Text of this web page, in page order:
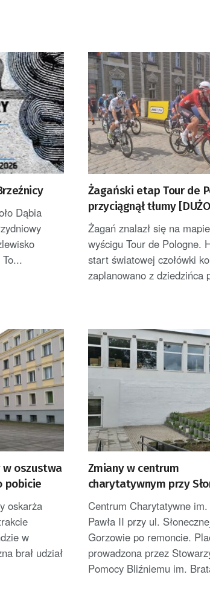
Dąbia
Żagański etap Tour de
przyciągnął tłumy [DUŻO
Żagań znalazł się na
wyścigu Tour de Pologne.
start światowej czołówki
zaplanowano z dziedzińca
w oszustwa
pobicie
oskarża
w
brał udział
Zmiany w centrum
charytatywnym przy
Centrum Charytatywne im.
Pawła II przy ul.
Gorzowie po remoncie.
prowadzona przez
Pomocy Bliźniemu im.